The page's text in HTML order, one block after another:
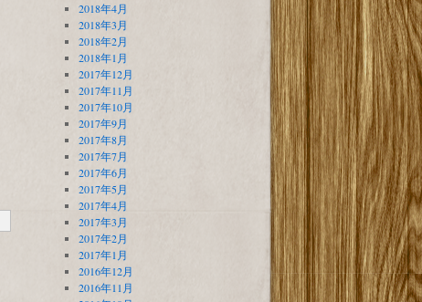
2018年4月
2018年3月
2018年2月
2018年1月
2017年12月
2017年11月
2017年10月
2017年9月
2017年8月
2017年7月
2017年6月
2017年5月
2017年4月
2017年3月
2017年2月
2017年1月
2016年12月
2016年11月